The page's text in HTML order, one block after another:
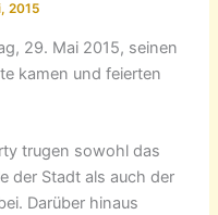
2015
29. Mai 2015, seinen
kamen und feierten
trugen sowohl das
der Stadt als auch der
Darüber hinaus